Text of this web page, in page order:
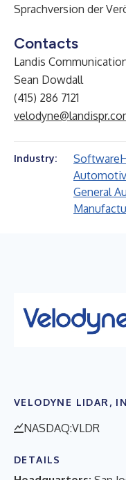
Sprachversion der
Contacts
Landis
Sean Dowdall
(415) 286 7121
Industry: Software
General
VELODYNE LIDAR,
NASDAQ:VLDR
DETAILS